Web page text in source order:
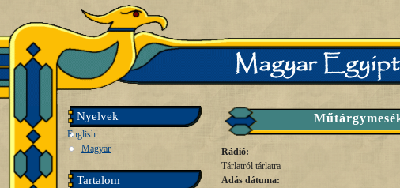
Nyelvek
English
Magyar
Tartalom
Rádió:
Tárlatról tárlatra
Adás dátuma: